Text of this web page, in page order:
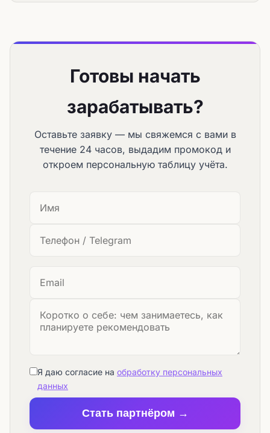
Готовы начать
зарабатывать?
Оставьте заявку — мы свяжемся с вами в
течение 24 часов, выдадим промокод и
откроем персональную таблицу учёта.
Я даю согласие на обработку персональных
данных
Стать партнёром →